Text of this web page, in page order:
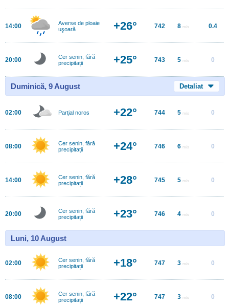
14:00
Averse de ploaie
uşoară
+26° 742 8 m/s 0.4
20:00
Cer senin, fără
precipitații
+25° 743 5 m/s 0
Duminică, 9 August Detaliat
02:00 Parţial noros +22° 744 5 m/s 0
08:00
Cer senin, fără
precipitații
+24° 746 6 m/s 0
14:00
Cer senin, fără
precipitații
+28° 745 5 m/s 0
20:00
Cer senin, fără
precipitații
+23° 746 4 m/s 0
Luni, 10 August
02:00
Cer senin, fără
precipitații
+18° 747 3 m/s 0
08:00
Cer senin, fără
precipitații
+22° 747 3 m/s 0